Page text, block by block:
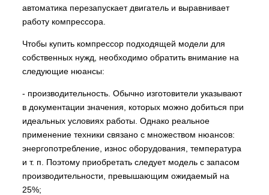
автоматика перезапускает двигатель и выравнивает
работу компрессора.
Чтобы купить компрессор подходящей модели для
собственных нужд, необходимо обратить внимание на
следующие нюансы:
- производительность. Обычно изготовители указывают
в документации значения, которых можно добиться при
идеальных условиях работы. Однако реальное
применение техники связано с множеством нюансов:
энергопотребление, износ оборудования, температура
и т. п. Поэтому приобретать следует модель с запасом
производительности, превышающим ожидаемый на
25%;